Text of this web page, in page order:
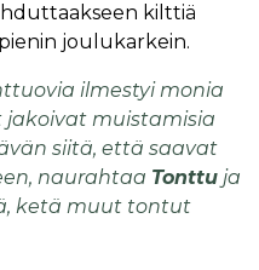
kilttiä
joulukarkein.
ilmestyi monia
muistamisia
siitä, että saavat
naurahtaa Tonttu ja
ketä muut tontut